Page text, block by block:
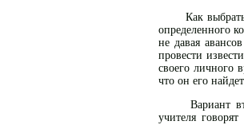
Как выбрать
определенного
не давая
провести
своего личного
что он его
Вариант
учителя